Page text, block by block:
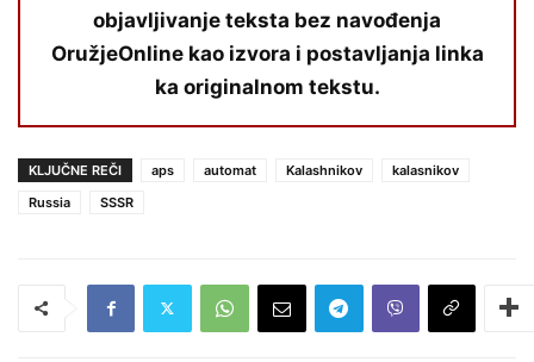
objavljivanje teksta bez navođenja
OružjeOnline kao izvora i postavljanja linka
ka originalnom tekstu.
KLJUČNE REČI aps automat Kalashnikov
kalasnikov
Russia
SSSR